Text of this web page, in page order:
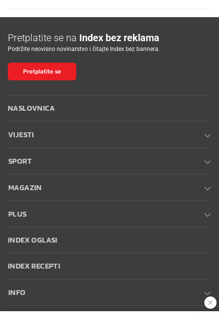
Pretplatite se na Index bez reklama
Podržite neovisno novinarstvo i čitajte Index bez bannera.
Pretplatite se
NASLOVNICA
VIJESTI
SPORT
MAGAZIN
PLUS
INDEX OGLASI
INDEX RECEPTI
INFO